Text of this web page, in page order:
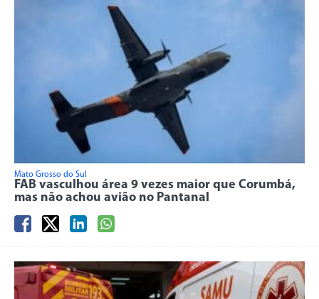
Mato Grosso do Sul
FAB vasculhou área 9 vezes maior que Corumbá,
mas não achou avião no Pantanal